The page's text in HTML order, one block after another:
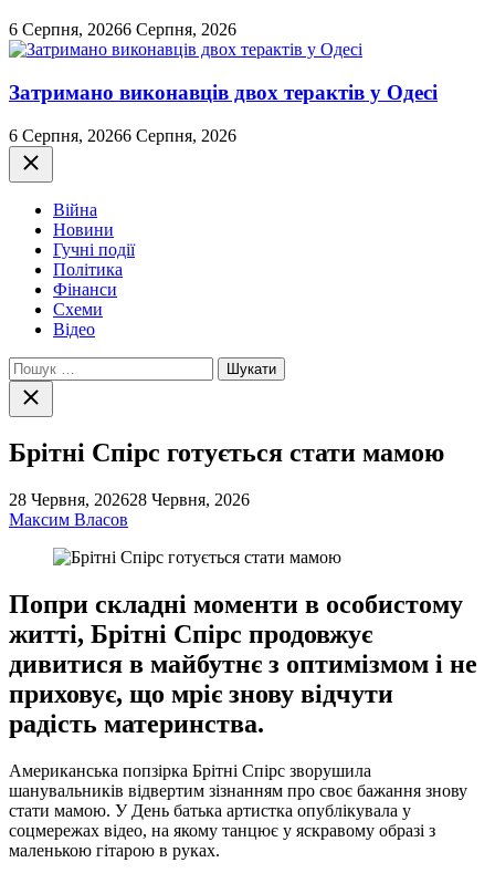
6 Серпня, 20266 Серпня, 2026
Затримано виконавців двох терактів у Одесі
6 Серпня, 20266 Серпня, 2026
Закрити
Війна
Новини
Гучні події
Політика
Фінанси
Схеми
Відео
Пошук:
Закрити
пошук
Брітні Спірс готується стати мамою
28 Червня, 202628 Червня, 2026
Максим Власов
Попри складні моменти в особистому
житті, Брітні Спірс продовжує
дивитися в майбутнє з оптимізмом і не
приховує, що мріє знову відчути
радість материнства.
Американська попзірка Брітні Спірс зворушила
шанувальників відвертим зізнанням про своє бажання знову
стати мамою. У День батька артистка опублікувала у
соцмережах відео, на якому танцює у яскравому образі з
маленькою гітарою в руках.